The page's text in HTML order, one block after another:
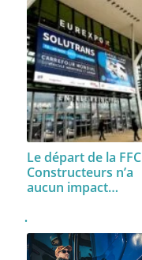
Le départ de la FFC
Constructeurs n’a
aucun impact…